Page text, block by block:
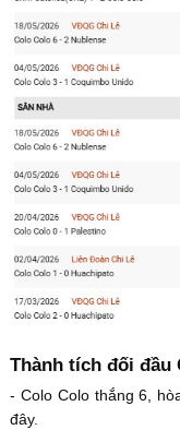
Thành tích đối đầu
- Colo Colo thắng 6,
đây.